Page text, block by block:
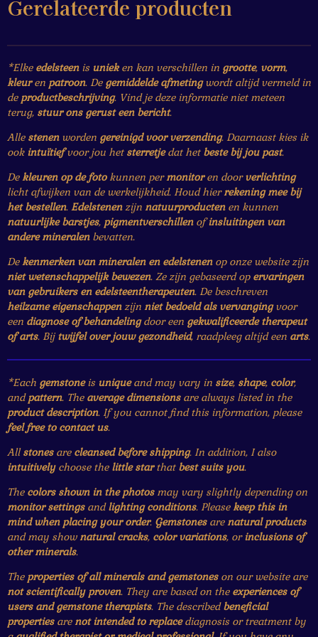
g
t
e
r
e
n
r r
r
e
n
r
r
e
n
r
r
e
n
r
r
e
n
n
Gerelateerde producten
*Elke edelsteenis unieken kan verschillen in grootte, vorm,
kleuren patroon. De gemiddelde afmetingwordt altijd vermeld in
de productbeschrijving. Vind je deze informatie niet meteen
terug, stuur ons gerust een bericht.
Alle stenenworden gereinigd voor verzending. Daarnaast kies ik
ook intuïtiefvoor jou het sterretjedat het beste bij jou past.
Dekleuren op de fotokunnen permonitoren doorverlichting
licht afwijken van de werkelijkheid. Houd hierrekening mee bij
het bestellen. Edelstenenzijn natuurproductenen kunnen
natuurlijke barstjes, pigmentverschillenofinsluitingen van
andere mineralenbevatten.
Dekenmerken van mineralen en edelstenenop onze website zijn
niet wetenschappelijk bewezen. Ze zijn gebaseerd op ervaringen
van gebruikers en edelsteentherapeuten. De beschreven
heilzame eigenschappenzijn niet bedoeld als vervangingvoor
een diagnose of behandelingdoor een gekwalificeerde therapeut
of arts. Bijtwijfel over jouw gezondheid, raadpleeg altijd een arts.
*Each gemstoneis uniqueand may vary in size, shape, color,
andpattern. The average dimensionsare always listed in the
product description. If you cannot find this information, please
feel free to contact us.
Allstonesare cleansed before shipping. In addition, I also
intuitivelychoose the little starthat best suits you.
The colors shown in the photosmay vary slightly depending on
monitor settingsandlighting conditions. Pleasekeep this in
mind when placing your order. Gemstonesarenatural products
and may shownatural cracks, color variations, orinclusions of
other minerals.
The properties of all minerals and gemstoneson our website are
not scientifically proven. They are based on the experiences of
users and gemstone therapists. The describedbeneficial
propertiesarenot intended to replacediagnosis or treatment by